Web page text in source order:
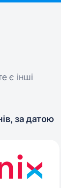
є інші
за датою